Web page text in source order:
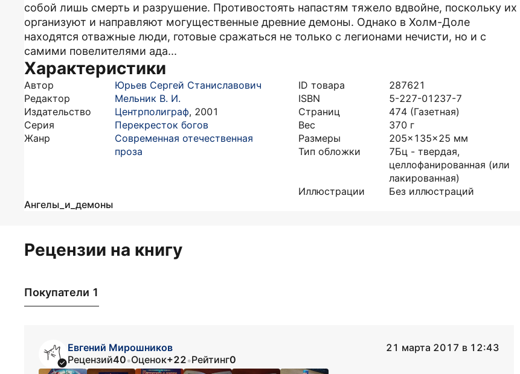
собой лишь смерть и разрушение. Противостоять напастям тяжело вдвойне, поскольку их
организуют и направляют могущественные древние демоны. Однако в Холм-Доле
находятся отважные люди, готовые сражаться не только с легионами нечисти, но и с
самими повелителями ада...
Характеристики
Автор
Юрьев Сергей Станиславович
Редактор
Мельник В. И.
Издательство
Центрполиграф, 2001
Серия
Перекресток богов
Жанр
Современная отечественная
проза
ID товара
287621
ISBN
5-227-01237-7
Страниц
474 (Газетная)
Вес
370 г
Размеры
205x135x25 мм
Тип обложки
7Бц - твердая,
целлофанированная (или
лакированная)
Иллюстрации
Без иллюстраций
Ангелы_и_демоны
Рецензии на книгу
Покупатели 1
Евгений Мирошников
21 марта 2017 в 12:43
Рецензий40•Оценок+22•Рейтинг0